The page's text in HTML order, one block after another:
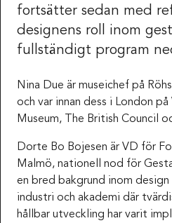
fortsätter sedan med
designens roll inom
fullständigt program
Nina Due är museichef på
och var innan dess i London
Museum, The British Council
Dorte Bo Bojesen är VD för
Malmö, nationell nod för
en bred bakgrund inom
industri och akademi där
hållbar utveckling har varit